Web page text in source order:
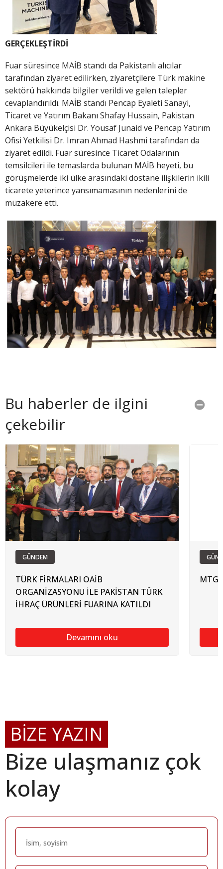
GERÇEKLEŞTİRDİ
Fuar süresince MAİB standı da Pakistanlı alıcılar
tarafından ziyaret edilirken, ziyaretçilere Türk makine
sektörü hakkında bilgiler verildi ve gelen talepler
cevaplandırıldı. MAİB standı Pencap Eyaleti Sanayi,
Ticaret ve Yatırım Bakanı Shafay Hussain, Pakistan
Ankara Büyükelçisi Dr. Yousaf Junaid ve Pencap Yatırım
Ofisi Yetkilisi Dr. Imran Ahmad Hashmi tarafından da
ziyaret edildi. Fuar süresince Ticaret Odalarının
temsilcileri ile temaslarda bulunan MAİB heyeti, bu
görüşmelerde iki ülke arasındaki dostane ilişkilerin ikili
ticarete yeterince yansımamasının nedenlerini de
müzakere etti.
Bu haberler de ilgini
çekebilir
GÜNDEM
TÜRK FİRMALARI OAİB
ORGANİZASYONU İLE PAKİSTAN TÜRK
İHRAÇ ÜRÜNLERİ FUARINA KATILDI
Devamını oku
MTG,
BİZE YAZIN
Bize ulaşmanız çok
kolay